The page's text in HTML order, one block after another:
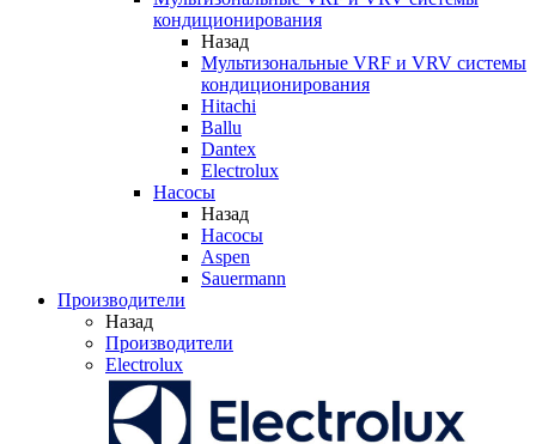
кондиционирования
Назад
Мультизональные VRF и VRV системы
кондиционирования
Hitachi
Ballu
Dantex
Electrolux
Насосы
Назад
Насосы
Aspen
Sauermann
Производители
Назад
Производители
Electrolux